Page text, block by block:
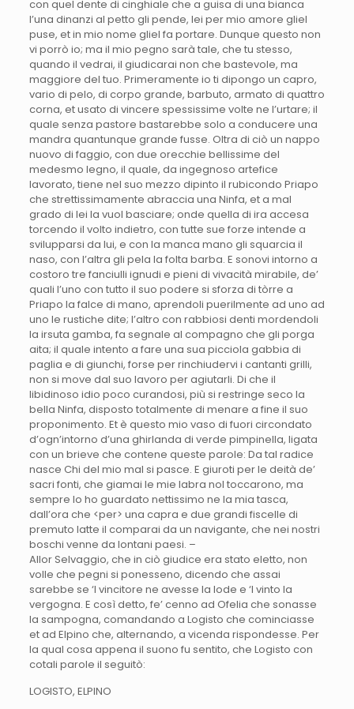
con quel dente di cinghiale che a guisa di una bianca
l’una dinanzi al petto gli pende, lei per mio amore gliel
puse, et in mio nome gliel fa portare. Dunque questo non
vi porrò io; ma il mio pegno sarà tale, che tu stesso,
quando il vedrai, il giudicarai non che bastevole, ma
maggiore del tuo. Primeramente io ti dipongo un capro,
vario di pelo, di corpo grande, barbuto, armato di quattro
corna, et usato di vincere spessissime volte ne l’urtare; il
quale senza pastore bastarebbe solo a conducere una
mandra quantunque grande fusse. Oltra di ciò un nappo
nuovo di faggio, con due orecchie bellissime del
medesmo legno, il quale, da ingegnoso artefice
lavorato, tiene nel suo mezzo dipinto il rubicondo Priapo
che strettissimamente abraccia una Ninfa, et a mal
grado di lei la vuol basciare; onde quella di ira accesa
torcendo il volto indietro, con tutte sue forze intende a
svilupparsi da lui, e con la manca mano gli squarcia il
naso, con l’altra gli pela la folta barba. E sonovi intorno a
costoro tre fanciulli ignudi e pieni di vivacità mirabile, de’
quali l’uno con tutto il suo podere si sforza di tòrre a
Priapo la falce di mano, aprendoli puerilmente ad uno ad
uno le rustiche dite; l’altro con rabbiosi denti mordendoli
la irsuta gamba, fa segnale al compagno che gli porga
aita; il quale intento a fare una sua picciola gabbia di
paglia e di giunchi, forse per rinchiudervi i cantanti grilli,
non si move dal suo lavoro per agiutarli. Di che il
libidinoso idio poco curandosi, più si restringe seco la
bella Ninfa, disposto totalmente di menare a fine il suo
proponimento. Et è questo mio vaso di fuori circondato
d’ogn’intorno d’una ghirlanda di verde pimpinella, ligata
con un brieve che contene queste parole: Da tal radice
nasce Chi del mio mal si pasce. E giuroti per le deità de’
sacri fonti, che giamai le mie labra nol toccarono, ma
sempre lo ho guardato nettissimo ne la mia tasca,
dall’ora che <per> una capra e due grandi fiscelle di
premuto latte il comparai da un navigante, che nei nostri
boschi venne da lontani paesi. –
Allor Selvaggio, che in ciò giudice era stato eletto, non
volle che pegni si ponesseno, dicendo che assai
sarebbe se ‘l vincitore ne avesse la lode e ‘l vinto la
vergogna. E così detto, fe’ cenno ad Ofelia che sonasse
la sampogna, comandando a Logisto che cominciasse
et ad Elpino che, alternando, a vicenda rispondesse. Per
la qual cosa appena il suono fu sentito, che Logisto con
cotali parole il seguitò:
LOGISTO, ELPINO